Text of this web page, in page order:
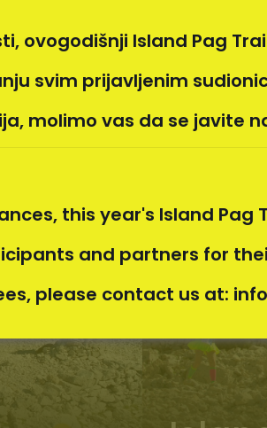
ovogodišnji Island Pag
svim prijavljenim
molimo vas da se javite
this year's Island
and partners for
please contact us at: